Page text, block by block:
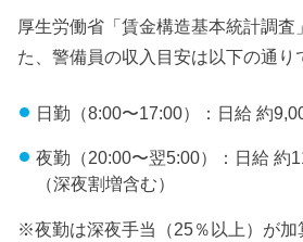
厚生労働省「賃金構造基本統計調査
た、警備員の収入目安は以下の通り
日勤（8:00〜17:00）：日給 約
夜勤（20:00〜翌5:00）：日給 約
（深夜割増含む）
※夜勤は深夜手当（25％以上）が加